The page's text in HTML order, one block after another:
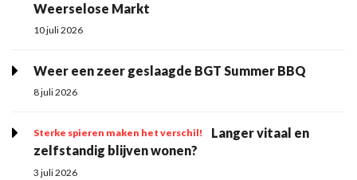
Weerselose Markt
10 juli 2026
Weer een zeer geslaagde BGT Summer BBQ
8 juli 2026
Sterke spieren maken het verschil!
Langer vitaal en
zelfstandig blijven wonen?
3 juli 2026